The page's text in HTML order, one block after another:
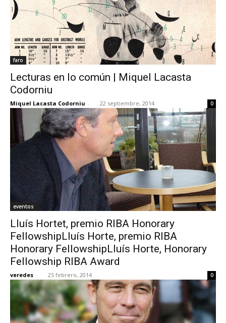
faro
Lecturas en lo común | Miquel Lacasta
Codorniu
Miquel Lacasta Codorniu - 22 septiembre, 2014 0
eventos
Lluís Hortet, premio RIBA Honorary
FellowshipLluís Horte, premio RIBA
Honorary FellowshipLluís Horte, Honorary
Fellowship RIBA Award
veredes - 25 febrero, 2014 0